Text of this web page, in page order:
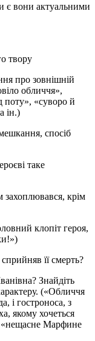
є вони актуальними
твору
про зовнішній
обличчя»,
поту», «суворо й
ін.)
спосіб
таке
захоплювався, крім
клопіт героя,
її смерть?
Знайдіть
(«Обличчя
і гостроноса, з
якому хочеться
«нещасне Марфине